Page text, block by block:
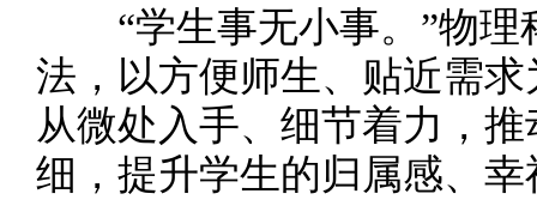
“学生事无小事。”物理
法，以方便师生、贴近需
从微处入手、细节着力，
细，提升学生的归属感、